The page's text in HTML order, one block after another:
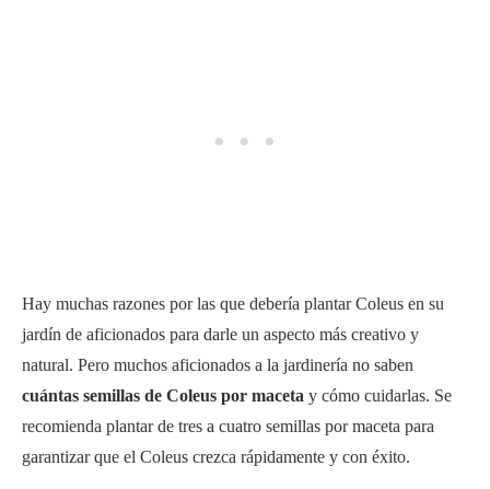
Hay muchas razones por las que debería plantar Coleus en su
jardín de aficionados para darle un aspecto más creativo y
natural. Pero muchos aficionados a la jardinería no saben
cuántas semillas de Coleus por maceta y cómo cuidarlas. Se
recomienda plantar de tres a cuatro semillas por maceta para
garantizar que el Coleus crezca rápidamente y con éxito.